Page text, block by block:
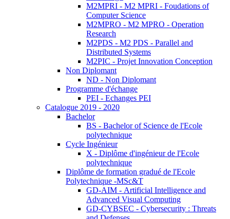
M2MPRI - M2 MPRI - Foudations of
Computer Science
M2MPRO - M2 MPRO - Operation
Research
M2PDS - M2 PDS - Parallel and
Distributed Systems
M2PIC - Projet Innovation Conception
Non Diplomant
ND - Non Diplomant
Programme d'échange
PEI - Echanges PEI
Catalogue 2019 - 2020
Bachelor
BS - Bachelor of Science de l'Ecole
polytechnique
Cycle Ingénieur
X - Diplôme d'ingénieur de l'Ecole
polytechnique
Diplôme de formation gradué de l'Ecole
Polytechnique -MSc&T
GD-AIM - Artificial Intelligence and
Advanced Visual Computing
GD-CYBSEC - Cybersecurity : Threats